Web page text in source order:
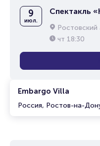
Embargo Villa
Россия, Ростов-на-
9
июл.
Спектакль
Ростовский
чт 18:30